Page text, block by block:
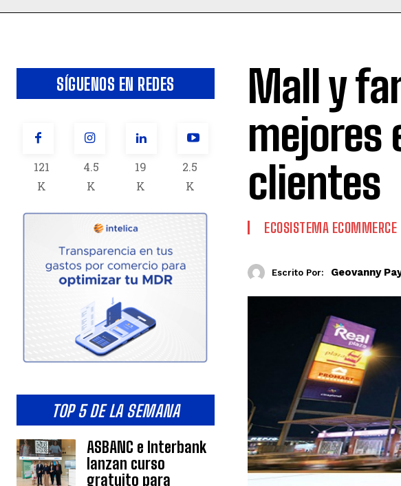
SÍGUENOS EN REDES
121
K
4.5
K
19
K
2.5
K
TOP 5 DE LA SEMANA
ASBANC e Interbank
lanzan curso
gratuito para
Mall y
mejores
clientes
ECOSISTEMA ECOMMERCE
Escrito Por: Geovanny